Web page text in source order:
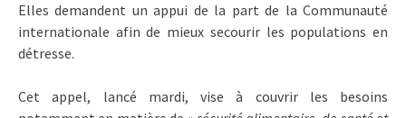
Elles demandent un appui de la part de la Communauté
internationale afin de mieux secourir les populations en
détresse.
Cet appel, lancé mardi, vise à couvrir les besoins